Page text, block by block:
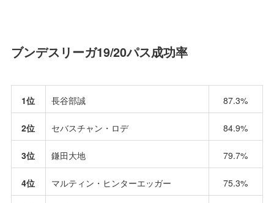
ブンデスリーガ19/20パス成功率
1位 長谷部誠 87.3%
2位 セバスチャン・ロデ 84.9%
3位 鎌田大地 79.7%
4位 マルティン・ヒンターエッガー 75.3%